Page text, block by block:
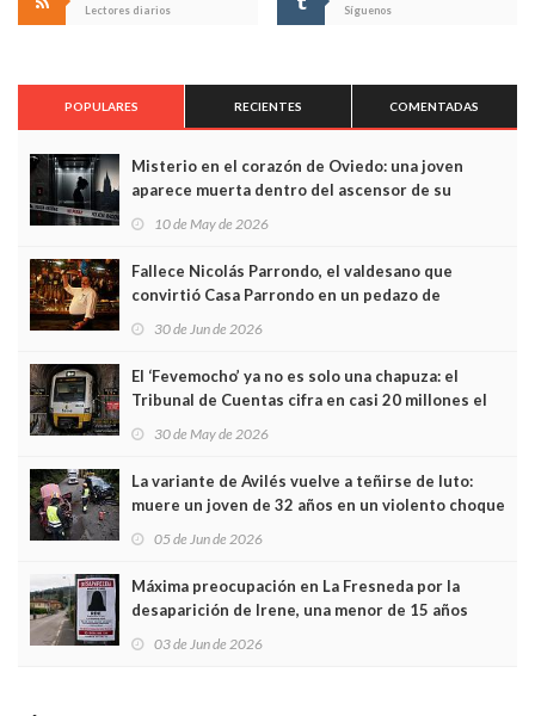
Lectores diarios
Síguenos
POPULARES RECIENTES COMENTADAS
Misterio en el corazón de Oviedo: una joven
aparece muerta dentro del ascensor de su
10 de May de 2026
Fallece Nicolás Parrondo, el valdesano que
convirtió Casa Parrondo en un pedazo de
30 de Jun de 2026
El ‘Fevemocho’ ya no es solo una chapuza: el
Tribunal de Cuentas cifra en casi 20 millones el
30 de May de 2026
La variante de Avilés vuelve a teñirse de luto:
muere un joven de 32 años en un violento choque
05 de Jun de 2026
Máxima preocupación en La Fresneda por la
desaparición de Irene, una menor de 15 años
03 de Jun de 2026